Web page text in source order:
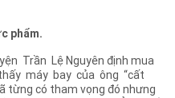
phẩm.
Trần Lệ Nguyên định mua
máy bay của ông “cất
từng có tham vọng đó nhưng